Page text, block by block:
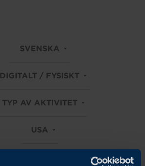
SVENSKA
DIGITALT / FYSISKT
TYP AV AKTIVITET
USA